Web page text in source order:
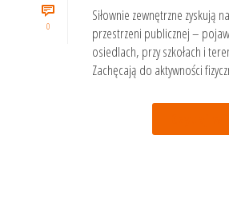
0
Siłownie zewnętrzne zyskują
przestrzeni publicznej –
osiedlach, przy szkołach i
Zachęcają do aktywności